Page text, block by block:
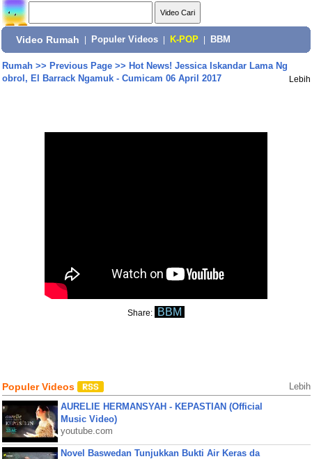
Video Rumah Populer Videos K-POP BBM
Rumah>> Previous Page>> Hot News! Jessica Iskandar Lama Ng
obrol, El Barrack Ngamuk - Cumicam 06 April 2017
Lebih
Share: BBM
Populer Videos Lebih
AURELIE HERMANSYAH - KEPASTIAN (Official
Music Video)
youtube.com
Novel Baswedan Tunjukkan Bukti Air Keras da